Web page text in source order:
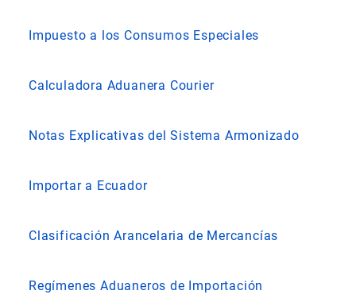
Impuesto a los Consumos Especiales
Calculadora Aduanera Courier
Notas Explicativas del Sistema Armonizado
Importar a Ecuador
Clasificación Arancelaria de Mercancías
Regímenes Aduaneros de Importación